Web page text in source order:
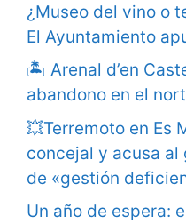
¿Museo del vino o
El Ayuntamiento
🏝️ Arenal d’en
abandono en el
💥Terremoto en Es
concejal y acusa al
de «gestión
Un año de espera: